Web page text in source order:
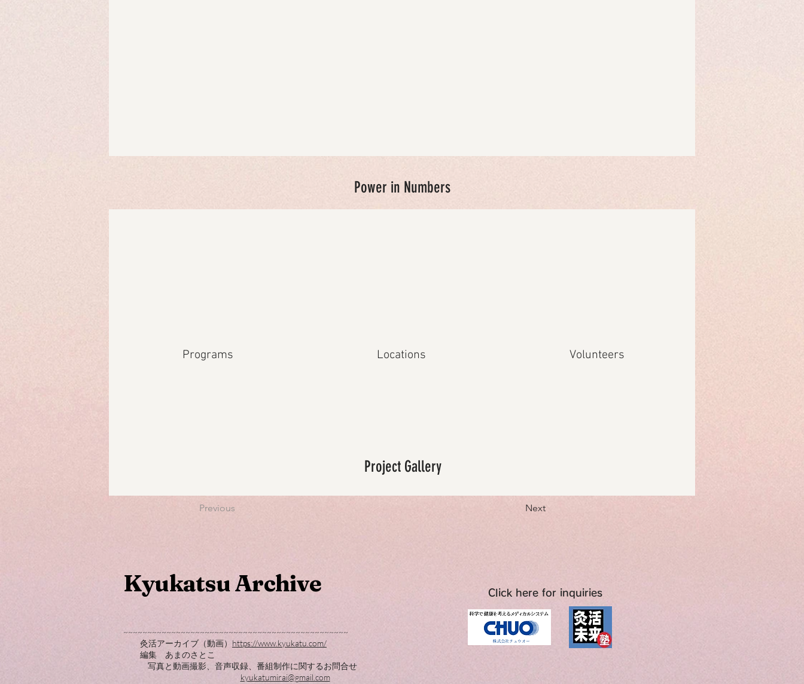
Power in Numbers
Programs Locations Volunteers
Project Gallery
Previous Next
Kyukatsu Archive
~~~~~~~~~~~~~~~~~~~~~~~~~~~~~~~~~~~~~~~~~~~~~~~
灸活アーカイブ（動画） https://www.kyukatu.com/
編集 あまのさとこ
写真と動画撮影、音声収録、番組制作に関するお問合せ
kyukatumirai@gmail.com
Click here for inquiries